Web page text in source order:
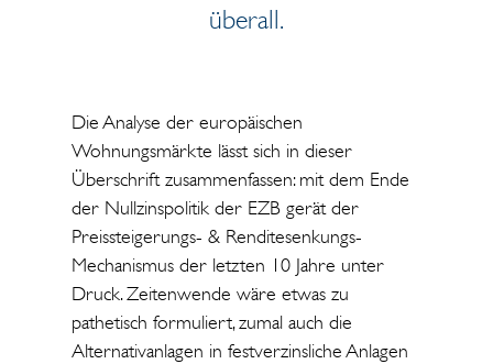
überall.
Die Analyse der europäischen
Wohnungsmärkte lässt sich in dieser
Überschrift zusammenfassen: mit dem Ende
der Nullzinspolitik der EZB gerät der
Preissteigerungs- & Renditesenkungs-
Mechanismus der letzten 10 Jahre unter
Druck. Zeitenwende wäre etwas zu
pathetisch formuliert, zumal auch die
Alternativanlagen in festverzinsliche Anlagen